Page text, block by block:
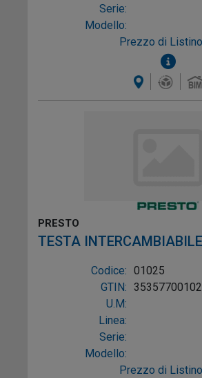
Serie:
Modello:
Prezzo di
PRESTO
TESTA
FREDDA X SOL
Codice: 01025
GTIN:
U.M:
Linea:
Serie:
Modello:
Prezzo di